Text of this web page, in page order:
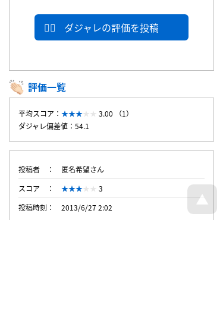
ダジャレの評価を投稿
評価一覧
平均スコア：
3.00 （1）
ダジャレ偏差値：54.1
投稿者
匿名希望さん
スコア
3
投稿時刻
2013/6/27 2:02